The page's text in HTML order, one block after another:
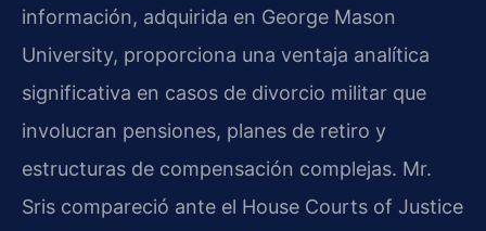
información, adquirida en George Mason
University, proporciona una ventaja analítica
significativa en casos de divorcio militar que
involucran pensiones, planes de retiro y
estructuras de compensación complejas. Mr.
Sris compareció ante el House Courts of Justice